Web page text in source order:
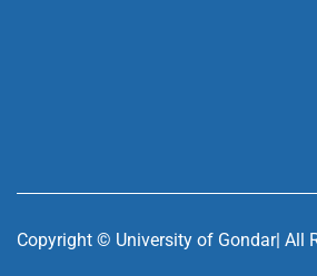
Copyright © University of Gondar| All